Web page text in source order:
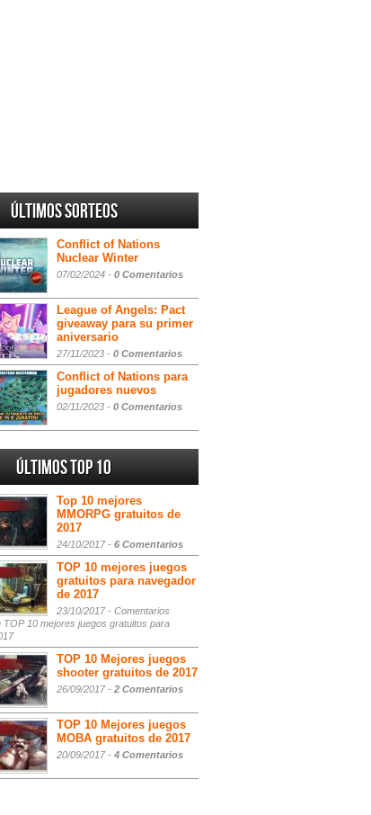
Últimos sorteos
Conflict of Nations
Nuclear Winter
07/02/2024 - 0 Comentarios
League of Angels: Pact
giveaway para su primer
aniversario
27/11/2023 - 0 Comentarios
Conflict of Nations para
jugadores nuevos
02/11/2023 - 0 Comentarios
Últimos Top 10
Top 10 mejores
MMORPG gratuitos de
2017
24/10/2017 - 6 Comentarios
TOP 10 mejores juegos
gratuitos para navegador
de 2017
23/10/2017 - Comentarios
TOP 10 mejores juegos gratuitos para
TOP 10 Mejores juegos
shooter gratuitos de 2017
26/09/2017 - 2 Comentarios
TOP 10 Mejores juegos
MOBA gratuitos de 2017
20/09/2017 - 4 Comentarios